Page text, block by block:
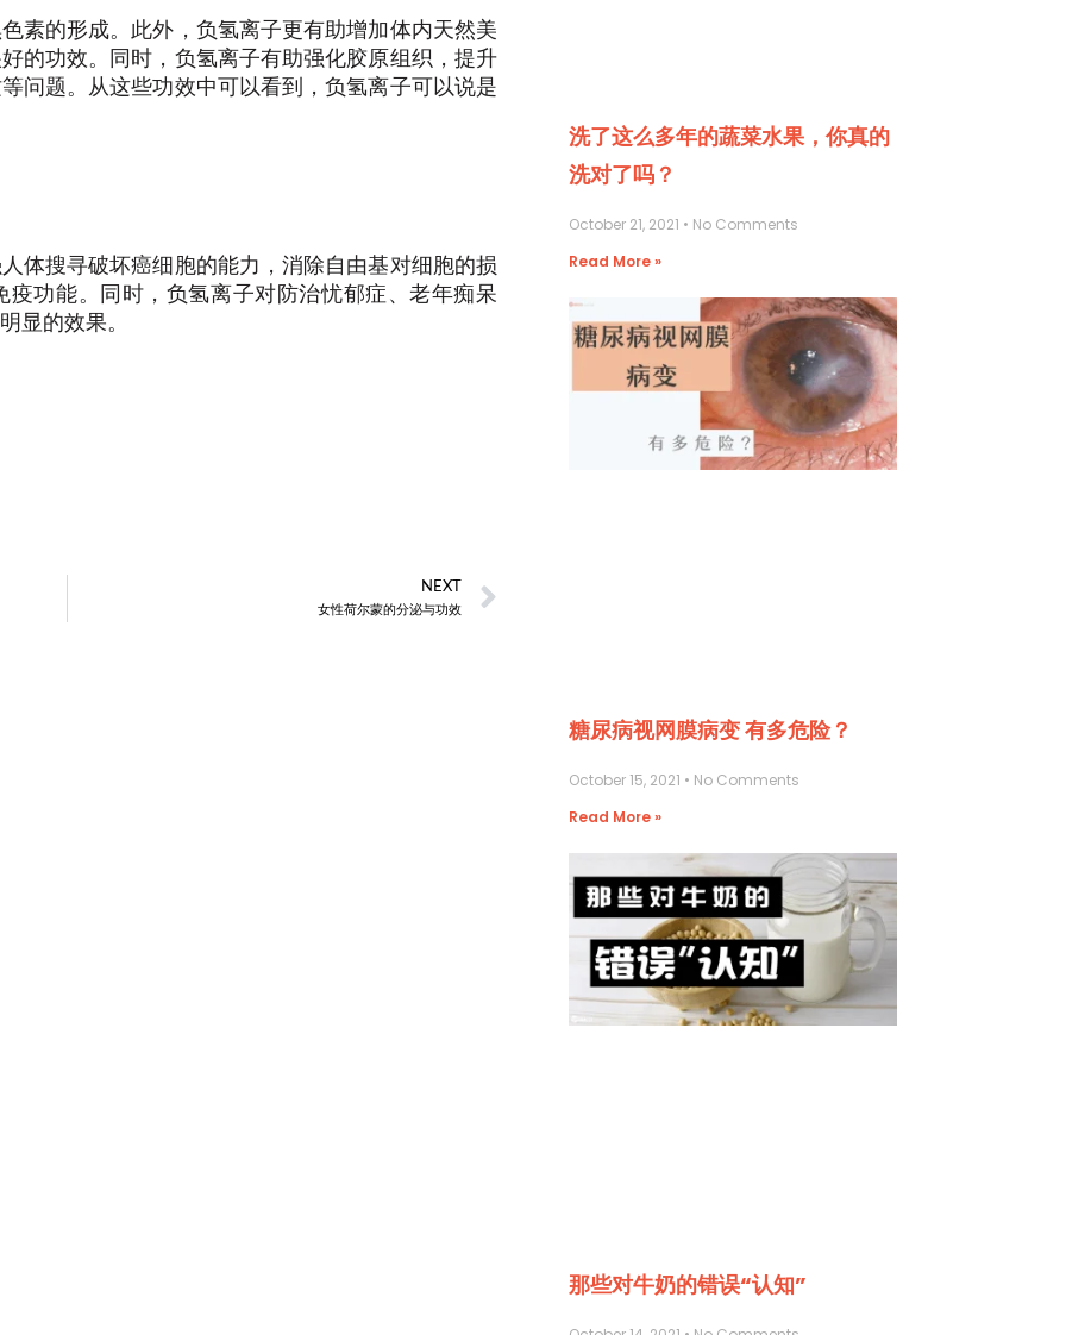
素的形成。此外，负氢离子更有助增加体内天然美
的功效。同时，负氢离子有助强化胶原组织，提升
问题。从这些功效中可以看到，负氢离子可以说是
体搜寻破坏癌细胞的能力，消除自由基对细胞的损
功能。同时，负氢离子对防治忧郁症、老年痴呆
显的效果。
NEXT
女性荷尔蒙的分泌与功效
洗了这么多年的蔬菜水果，你真的
洗对了吗？
October 21, 2021
No Comments
Read More »
糖尿病视网膜病变 有多危险？
October 15, 2021
No Comments
Read More »
那些对牛奶的错误“认知”